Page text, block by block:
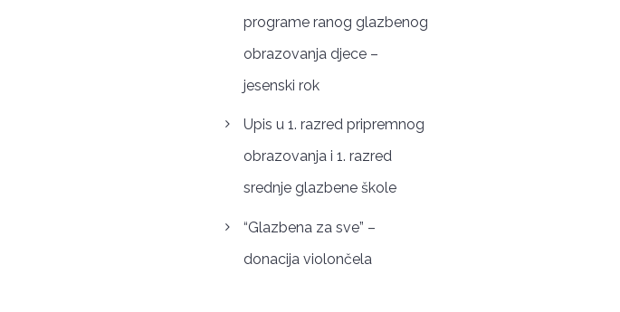
programe ranog glazbenog
obrazovanja djece –
jesenski rok
Upis u 1. razred pripremnog
obrazovanja i 1. razred
srednje glazbene škole
“Glazbena za sve” –
donacija violončela